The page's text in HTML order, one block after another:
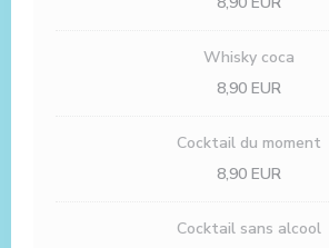
Whisky coca
8,90 EUR
Cocktail du moment
8,90 EUR
Cocktail sans alcool